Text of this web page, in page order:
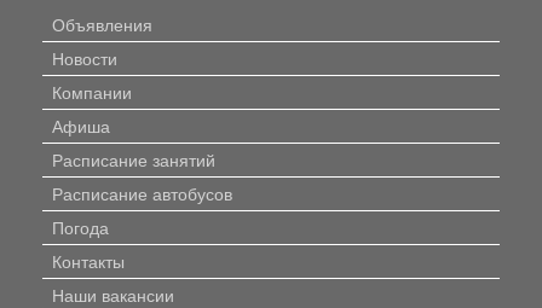
Объявления
Новости
Компании
Афиша
Расписание занятий
Расписание автобусов
Погода
Контакты
Наши вакансии